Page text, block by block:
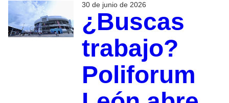
30 de junio de 2026
¿Buscas
trabajo?
Poliforum